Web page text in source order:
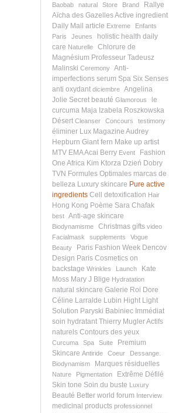
Baobab
natural Store Brand
Rallye
Aïcha des GazellesActive ingredient
Daily Mail article Extreme
Enfants
Paris
Jeunes holistic health daily
care Naturelle
Chlorure de
Magnésium Professeur Tadeusz
Malinski Ceremony Anti-
imperfections serum Spa Six Senses
anti oxydant diciembre Angelina
Jolie Secret beauté Glamorous
le
curcuma Maja Izabela Roszkowska
Désert Cleanser Concours testimony
éliminer Lux Magazine Audrey
Hepburn Giant fern Make up artist
MTV EMAAcai Berry Event
Fashion
One Africa Kim Ktorza Dzień Dobry
TVN Formules Optimales marcas de
belleza Luxury skincare Pure active
ingredients Cell detoxification Hair
Hong Kong Poème Sara Chafak
best Anti-age skincare
Biodynamisme Christmas gifts video
Facialmask
supplements
Vogue
Beauty
Paris Fashion Week Dencov
Design Paris Cosmetics on
backstage Wrinkles Launch
Kate
Moss Mary J Blige Hydratation
natural skincare Galerie Roi Dore
Céline Larralde Lubin Hight Light
Solution Paryski Babiniec Immédiat
soin hydratant Thierry MuglerActifs
naturels Contours des yeux
Curcuma Spa Suite
Premium
Skincare Antiride Coeur
Dessange.
Biodynamism
Marques résiduelles
Nature Pigmentation Extrême Défilé
Skin tone Soin du buste Luxury
Beauté Better world forum Interview
medicinal products professionnel